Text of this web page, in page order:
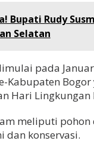
Bupati Rudy
Selatan
pada
Kabupaten
Hari Lingkungan
meliputi
dan konservasi.